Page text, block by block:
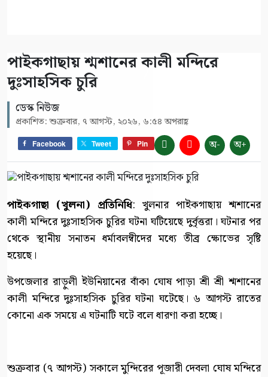
পাইকগাছায় শ্মশানের কালী মন্দিরে
দুঃসাহসিক চুরি
ডেস্ক নিউজ
প্রকাশিত: শুক্রবার, ৭ আগস্ট, ২০২৬, ৬:৫৪ অপরাহ্ণ
Facebook Tweet Pin অ- অ+
পাইকগাছা (খুলনা) প্রতিনিধি: খুলনার পাইকগাছায় শ্মশানের
কালী মন্দিরে দুঃসাহসিক চুরির ঘটনা ঘটিয়েছে দুর্বৃত্তরা। ঘটনার পর
থেকে স্থানীয় সনাতন ধর্মাবলম্বীদের মধ্যে তীব্র ক্ষোভের সৃষ্টি
হয়েছে।
উপজেলার রাড়ুলী ইউনিয়ানের বাঁকা ঘোষ পাড়া শ্রী শ্রী শ্মশানের
কালী মন্দিরে দুঃসাহসিক চুরির ঘটনা ঘটেছে। ৬ আগস্ট রাতের
কোনো এক সময়ে এ ঘটনাটি ঘটে বলে ধারণা করা হচ্ছে।
শুক্রবার (৭ আগস্ট) সকালে মুন্দিরের পূজারী দেবলা ঘোষ মন্দিরে